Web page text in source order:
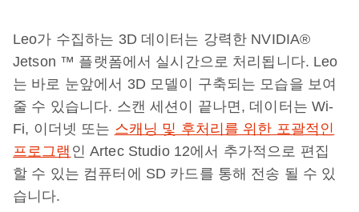
Leo가 수집하는 3D 데이터는 강력한 NVIDIA®
Jetson ™ 플랫폼에서 실시간으로 처리됩니다. Leo
는 바로 눈앞에서 3D 모델이 구축되는 모습을 보여
줄 수 있습니다. 스캔 세션이 끝나면, 데이터는 Wi-
Fi, 이더넷 또는 스캐닝 및 후처리를 위한 포괄적인
프로그램 인 Artec Studio 12에서 추가적으로 편집
할 수 있는 컴퓨터에 SD 카드를 통해 전송 될 수 있
습니다.